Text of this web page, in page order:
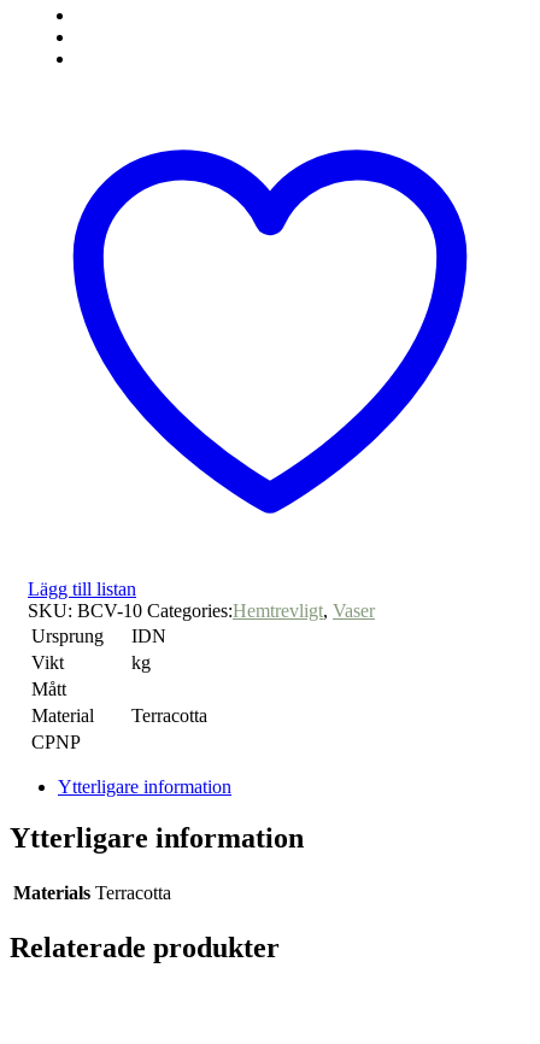
Lägg till listan
SKU: BCV-10 Categories:Hemtrevligt, Vaser
Ursprung
IDN
Vikt
kg
Mått
Material
Terracotta
CPNP
Ytterligare information
Ytterligare information
Materials Terracotta
Relaterade produkter